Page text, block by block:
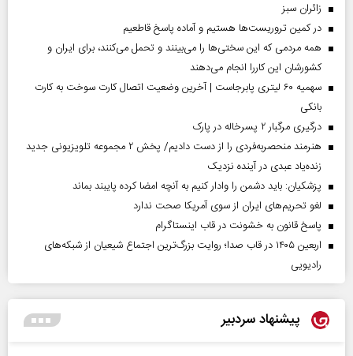
‌زائران سبز
در کمین تروریست‌ها هستیم و آماده پاسخ قاطعیم
همه مردمی که این سختی‌ها را می‌بینند و تحمل می‌کنند، برای ایران و
کشورشان این کاررا انجام می‌دهند
سهمیه ۶۰ لیتری پابرجاست | آخرین وضعیت اتصال کارت سوخت به کارت
بانکی
درگیری مرگبار ۲ پسرخاله در پارک
هنرمند منحصر‌به‌فردی را از دست دادیم/ پخش ۲ مجموعه تلویزیونی جدید
زنده‌یاد عبدی در آینده نزدیک
پزشکیان: باید دشمن را وادار کنیم به آنچه امضا کرده پایبند بماند
لغو تحریم‌های ایران از سوی آمریکا صحت ندارد
پاسخ قانون به خشونت در قاب اینستاگرام
اربعین ۱۴۰۵ در قاب صدا؛ روایت بزرگ‌ترین اجتماع شیعیان از شبکه‌های
رادیویی
پیشنهاد سردبیر